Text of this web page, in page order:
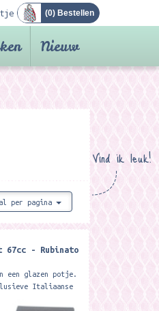
(0) Bestellen
Nieuw
Vind ik leuk!
per pagina
67cc - Rubinato
een glazen potje.
Italiaanse